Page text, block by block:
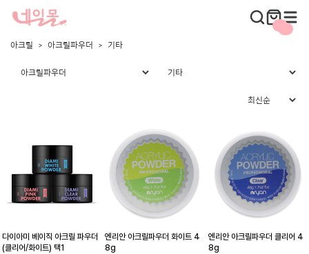
아크릴 아크릴파우더 기타
다이아미 베이직 아크릴 파우더
(클리어/화이트) 택1
엔리안 아크릴파우더 화이트 4
8g
엔리안 아크릴파우더 클리어 4
8g